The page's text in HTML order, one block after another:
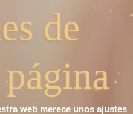
de
web merece unos ajustes